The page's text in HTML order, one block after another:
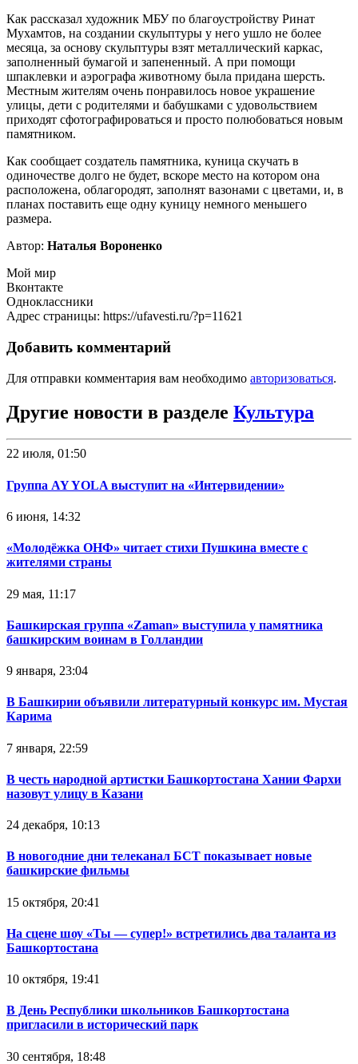
Как рассказал художник МБУ по благоустройству Ринат
Мухамтов, на создании скульптуры у него ушло не более
месяца, за основу скульптуры взят металлический каркас,
заполненный бумагой и запененный. А при помощи
шпаклевки и аэрографа животному была придана шерсть.
Местным жителям очень понравилось новое украшение
улицы, дети с родителями и бабушками с удовольствием
приходят сфотографироваться и просто полюбоваться новым
памятником.
Как сообщает создатель памятника, куница скучать в
одиночестве долго не будет, вскоре место на котором она
расположена, облагородят, заполнят вазонами с цветами, и, в
планах поставить еще одну куницу немного меньшего
размера.
Автор: Наталья Вороненко
Мой мир
Вконтакте
Одноклассники
Адрес страницы: https://ufavesti.ru/?p=11621
Добавить комментарий
Для отправки комментария вам необходимо авторизоваться.
Другие новости в разделе Культура
22 июля, 01:50
Группа AY YOLA выступит на «Интервидении»
6 июня, 14:32
«Молодёжка ОНФ» читает стихи Пушкина вместе с
жителями страны
29 мая, 11:17
Башкирская группа «Zaman» выступила у памятника
башкирским воинам в Голландии
9 января, 23:04
В Башкирии объявили литературный конкурс им. Мустая
Карима
7 января, 22:59
В честь народной артистки Башкортостана Хании Фархи
назовут улицу в Казани
24 декабря, 10:13
В новогодние дни телеканал БСТ показывает новые
башкирские фильмы
15 октября, 20:41
На сцене шоу «Ты — супер!» встретились два таланта из
Башкортостана
10 октября, 19:41
В День Республики школьников Башкортостана
пригласили в исторический парк
30 сентября, 18:48